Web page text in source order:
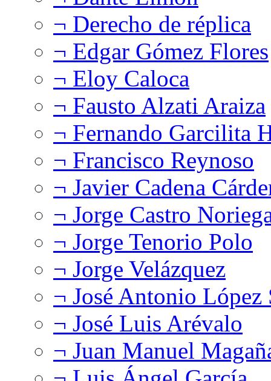
¬ Derecho de réplica
¬ Edgar Gómez Flores
¬ Eloy Caloca
¬ Fausto Alzati Araiza
¬ Fernando Garcilita
¬ Francisco Reynoso
¬ Javier Cadena
¬ Jorge Castro
¬ Jorge Tenorio Polo
¬ Jorge Velázquez
¬ José Antonio López
¬ José Luis Arévalo
¬ Juan Manuel